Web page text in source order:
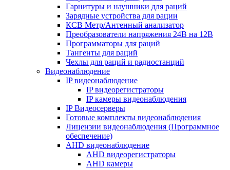
Гарнитуры и наушники для раций
Зарядные устройства для рации
КСВ Метр/Антенный анализатор
Преобразователи напряжения 24В на 12В
Программаторы для раций
Тангенты для раций
Чехлы для раций и радиостанций
Видеонаблюдение
IP видеонаблюдение
IP видеорегистраторы
IP камеры видеонаблюдения
IP Видеосерверы
Готовые комплекты видеонаблюдения
Лицензии видеонаблюдения (Программное
обеспечение)
AHD видеонаблюдение
AHD видеорегистраторы
AHD камеры